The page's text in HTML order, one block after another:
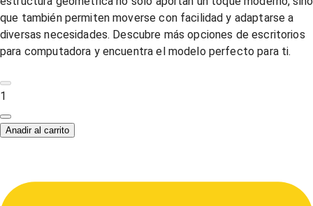
que también permiten moverse con facilidad y adaptarse a
diversas necesidades. Descubre más opciones de escritorios
para computadora y encuentra el modelo perfecto para ti.
1
Anadir al carrito